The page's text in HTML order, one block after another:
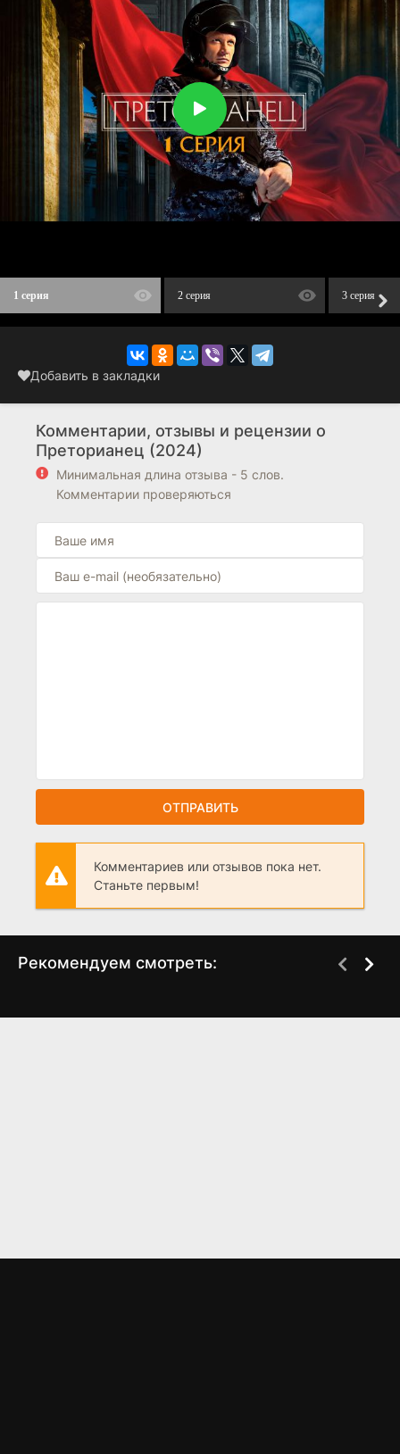
1 серия 2 серия 3 серия
Добавить в закладки
Комментарии, отзывы и рецензии о
Преторианец (2024)
Минимальная длина отзыва - 5 слов.
Комментарии проверяються
ОТПРАВИТЬ
Комментариев или отзывов пока нет.
Станьте первым!
Рекомендуем смотреть: